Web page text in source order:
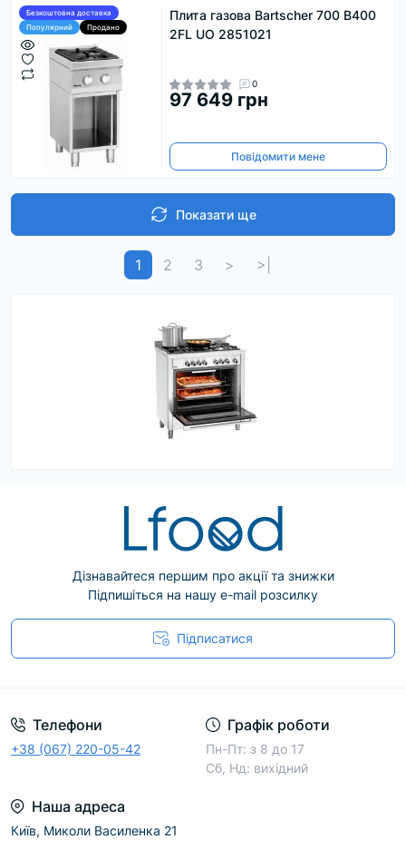
Безкоштовна доставка
Популярний
Продано
Плита газова Bartscher 700 B400
2FL UO 2851021
0
97 649 грн
Повідомити мене
Показати ще
1 2 3 > >|
Дізнавайтеся першим про акції та знижки
Підпишіться на нашу e-mail розсилку
Підписатися
Телефони
+38 (067) 220-05-42
Графік роботи
Пн-Пт: з 8 до 17
Сб, Нд: вихідний
Наша адреса
Київ, Миколи Василенка 21